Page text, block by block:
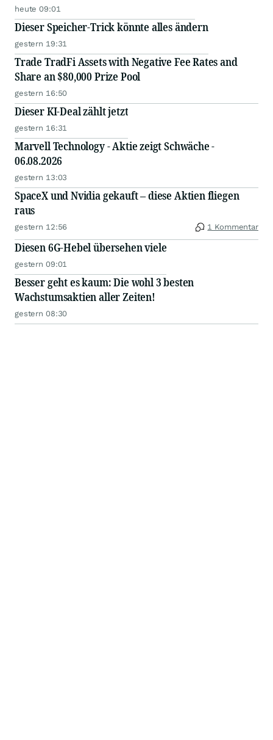
heute 09:01
Dieser Speicher-Trick könnte alles ändern
gestern 19:31
Trade TradFi Assets with Negative Fee Rates and
Share an $80,000 Prize Pool
gestern 16:50
Dieser KI-Deal zählt jetzt
gestern 16:31
Marvell Technology - Aktie zeigt Schwäche -
06.08.2026
gestern 13:03
SpaceX und Nvidia gekauft – diese Aktien fliegen
raus
gestern 12:56 1 Kommentar
Diesen 6G-Hebel übersehen viele
gestern 09:01
Besser geht es kaum: Die wohl 3 besten
Wachstumsaktien aller Zeiten!
gestern 08:30